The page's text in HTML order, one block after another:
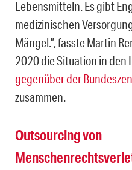
Lebensmitteln. Es gibt
medizinischen
Mängel.”, fasste Martin
2020 die Situation in
gegenüber der
zusammen.
Outsourcing von